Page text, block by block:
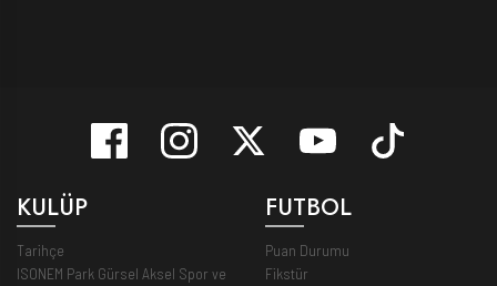
KULÜP
Tarihçe
ISONEM Park Gürsel Aksel Spor ve
FUTBOL
Puan Durumu
Fikstür